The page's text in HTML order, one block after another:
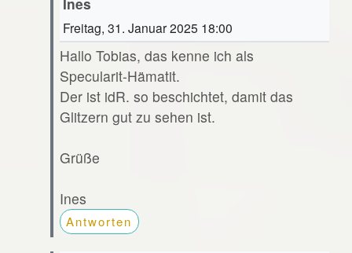
Freitag, 31. Januar 2025 18:00
Hallo Tobias, das kenne ich als
Specularit-Hämatit.
Der ist idR. so beschichtet, damit das
Glitzern gut zu sehen ist.
Grüße
Ines
Antworten